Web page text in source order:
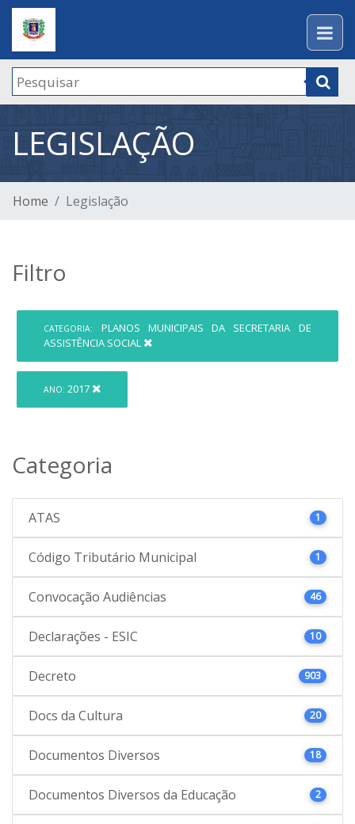
LEGISLAÇÃO
Home Legislação
Filtro
CATEGORIA:
PLANOS MUNICIPAIS DA SECRETARIA DE
ASSISTÊNCIA SOCIAL
ANO: 2017
Categoria
ATAS 1
Código Tributário Municipal 1
Convocação Audiências 46
Declarações - ESIC 10
Decreto 903
Docs da Cultura 20
Documentos Diversos 18
Documentos Diversos da Educação 2